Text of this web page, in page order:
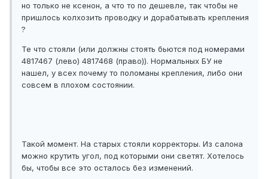
но только не ксенон, а что то по дешевле, так чтобы не
пришлось колхозить проводку и дорабатывать крепления
?
Те что стояли (или должны стоять бьются под номерами
4817467 (лево) 4817468 (право)). Нормальных БУ не
нашел, у всех почему то поломаны крепления, либо они
совсем в плохом состоянии.
Такой момент. На старых стояли корректоры. Из салона
можно крутить угол, под которыми они светят. Хотелось
бы, чтобы все это осталось без изменений.